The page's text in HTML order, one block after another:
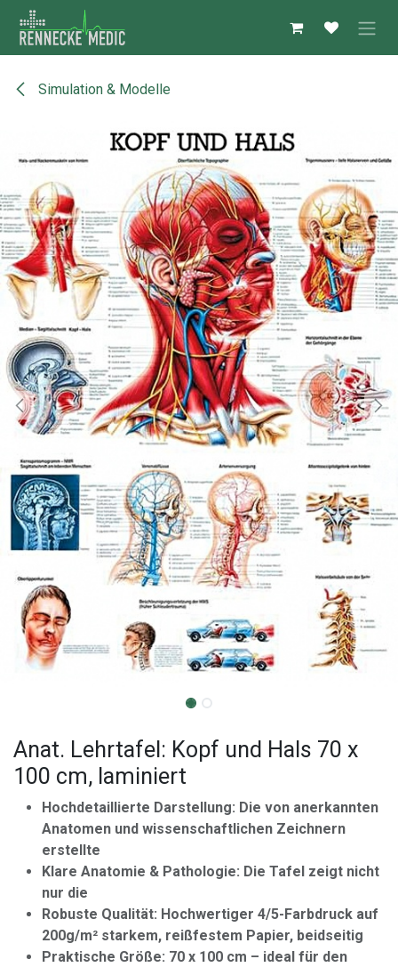
Zum Inhalt springen
Simulation & Modelle
Anat. Lehrtafel: Kopf und Hals 70 x
100 cm, laminiert
Hochdetaillierte Darstellung: Die von anerkannten
Anatomen und wissenschaftlichen Zeichnern
erstellte
Klare Anatomie & Pathologie: Die Tafel zeigt nicht
nur die
Robuste Qualität: Hochwertiger 4/5-Farbdruck auf
200g/m² starkem, reißfestem Papier, beidseitig
Praktische Größe: 70 x 100 cm – ideal für den